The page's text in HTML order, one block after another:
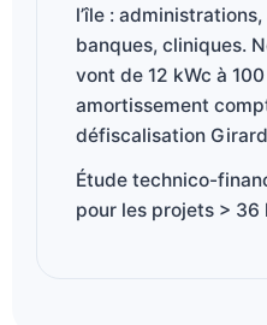
l’île :
banques, cliniques.
vont de 12 kWc à
amortissement
défiscalisation
Étude technico-
pour les projets > 36